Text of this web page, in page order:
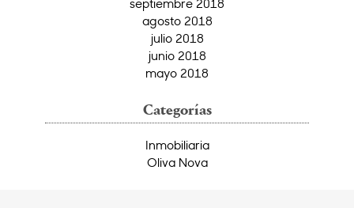
agosto 2018
julio 2018
junio 2018
mayo 2018
Categorías
Inmobiliaria
Oliva Nova